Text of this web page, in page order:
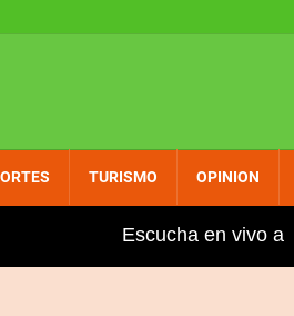
TURISMO OPINION
entre ellos variosEscucha en vivo a